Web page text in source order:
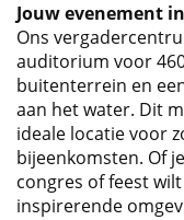
Jouw evenement
Ons
auditorium voor
buitenterrein en
aan het water. Dit
ideale locatie voor
bijeenkomsten. Of
congres of feest
inspirerende